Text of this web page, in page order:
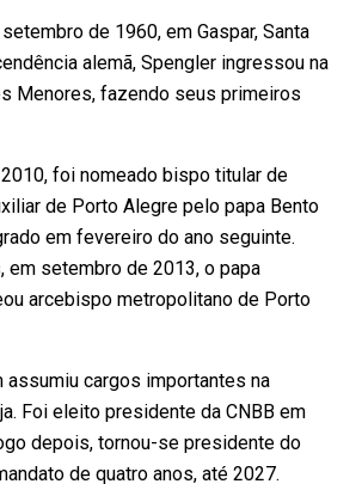
de 1960, em Gaspar, Santa
alemã, Spengler ingressou na
Menores, fazendo seus primeiros
foi nomeado bispo titular de
de Porto Alegre pelo papa Bento
em fevereiro do ano seguinte.
em setembro de 2013, o papa
arcebispo metropolitano de Porto
assumiu cargos importantes na
Foi eleito presidente da CNBB em
depois, tornou-se presidente do
de quatro anos, até 2027.